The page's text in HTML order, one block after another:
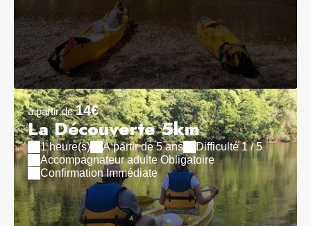
à partir de 14€
La Découverte 5km
1 heure(s) À partir de 5 ans
Difficulté 1 / 5
Accompagnateur adulte Obligatoire
Confirmation Immédiate